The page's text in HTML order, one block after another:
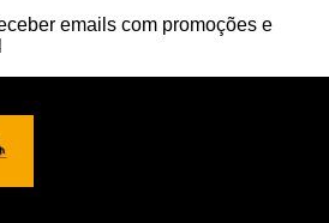
emails com promoções e